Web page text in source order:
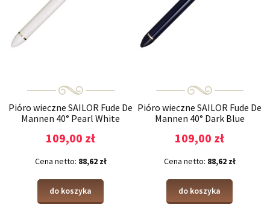
Pióro wieczne SAILOR Fude De
Mannen 40° Pearl White
109,00 zł
Cena netto: 88,62 zł
do koszyka
Pióro wieczne SAILOR Fude De
Mannen 40° Dark Blue
109,00 zł
Cena netto: 88,62 zł
do koszyka